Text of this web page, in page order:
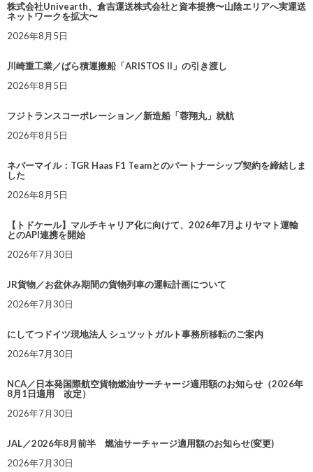
株式会社Univearth、倉吉運送株式会社と資本提携〜山陰エリアへ実運送
ネットワークを拡大〜
2026年8月5日
川崎重工業／ばら積運搬船「ARISTOS II」の引き渡し
2026年8月5日
フジトランスコーポレーション／新造船「蓉翔丸」就航
2026年8月5日
ネバーマイル：TGR Haas F1 Teamとのパートナーシップ契約を締結しま
した
2026年8月5日
【トドケール】マルチキャリア化に向けて、2026年7月よりヤマト運輸
とのAPI連携を開始
2026年7月30日
JR貨物／お盆休み期間の貨物列車の運転計画について
2026年7月30日
にしてつドイツ現地法人 シュツットガルト事務所移転のご案内
2026年7月30日
NCA／日本発国際航空貨物燃油サーチャージ適用額のお知らせ（2026年
8月1日適用 改定）
2026年7月30日
JAL／2026年8月前半 燃油サーチャージ適用額のお知らせ(変更)
2026年7月30日